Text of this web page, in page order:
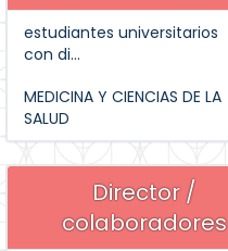
estudiantes universitarios
con di...
MEDICINA Y CIENCIAS DE LA
SALUD
Director /
colaboradores